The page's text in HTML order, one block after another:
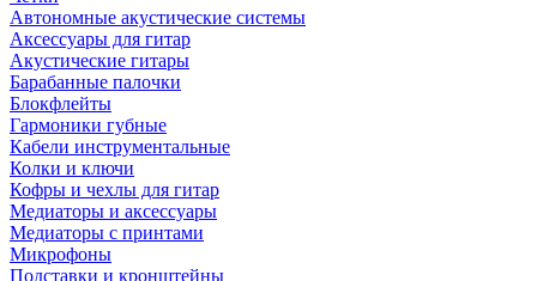
Автономные акустические системы
Аксессуары для гитар
Акустические гитары
Барабанные палочки
Блокфлейты
Гармоники губные
Кабели инструментальные
Колки и ключи
Кофры и чехлы для гитар
Медиаторы и аксессуары
Медиаторы с принтами
Микрофоны
Подставки и кронштейны